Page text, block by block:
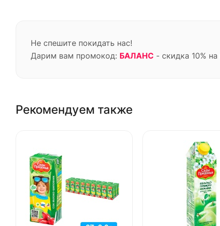
Не спешите покидать нас!
Дарим вам промокод: БАЛАНС - скидка 10%
Рекомендуем также